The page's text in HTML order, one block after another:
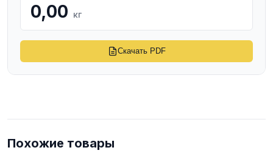
0,00 кг
Скачать PDF
Похожие товары